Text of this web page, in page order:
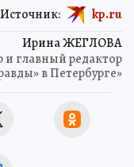
Ирина ЖЕГЛОВА
главный редактор
в Петербурге»
Источник: kp.ru